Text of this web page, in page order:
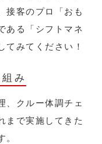
接客のプロ「おも
ある「シフトマネ
てみてください！
み
、クルー体調チェ
まで実施してきた
。